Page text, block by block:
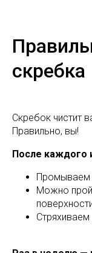
скребка
Скребок чистит
Правильно, вы!
После каждого
Промываем
Можно